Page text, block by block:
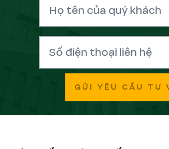
GỬI YÊU CẦU TƯ